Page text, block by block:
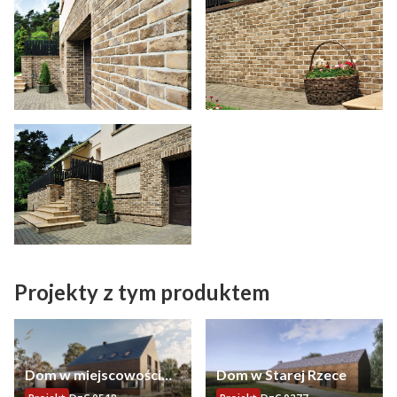
Projekty z tym produktem
Dom w miejscowości
Dąbcze
Dom w Starej Rzece